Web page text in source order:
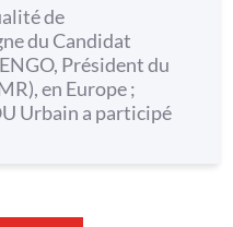
de
du Candidat
Président du
en Europe ;
Urbain a participé